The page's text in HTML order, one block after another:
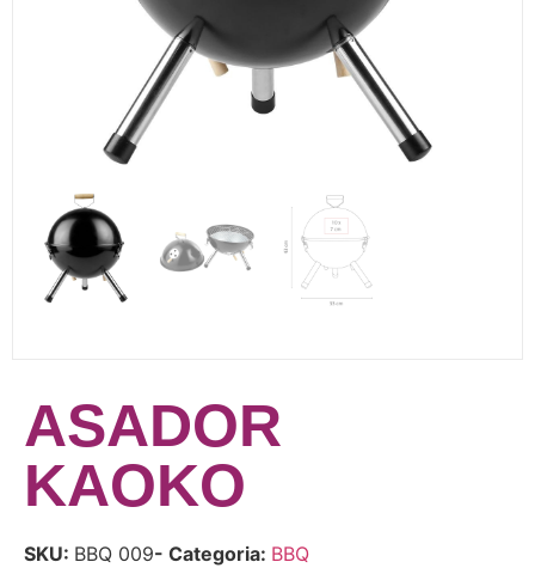
ASADOR
KAOKO
SKU: BBQ 009- Categoria: BBQ